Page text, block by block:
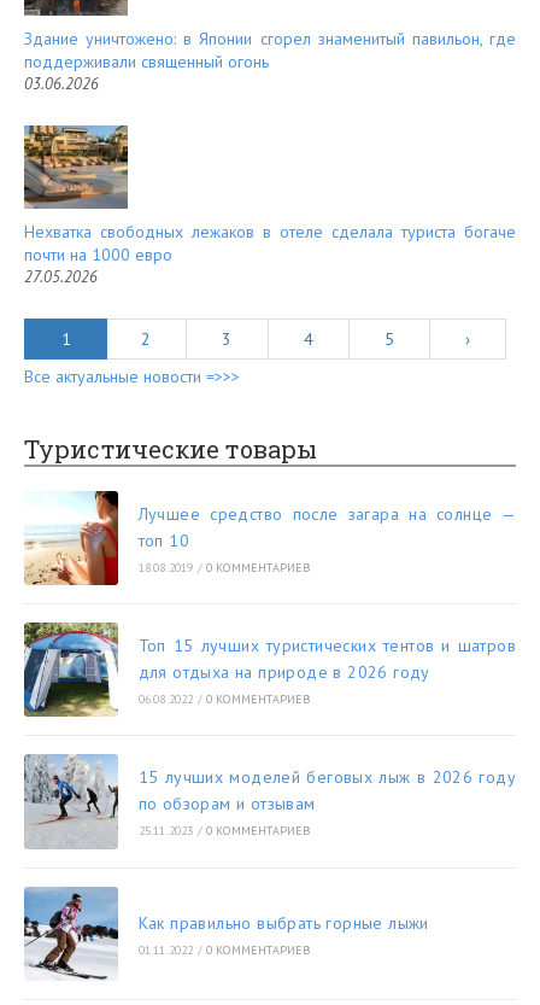
Здание уничтожено: в Японии сгорел знаменитый павильон, где
поддерживали священный огонь
03.06.2026
Нехватка свободных лежаков в отеле сделала туриста богаче
почти на 1000 евро
27.05.2026
1 2 3 4 5
›
Все актуальные новости =>>>
Туристические товары
Лучшее средство после загара на солнце —
топ 10
18.08.2019 / 0 КОММЕНТАРИЕВ
Топ 15 лучших туристических тентов и шатров
для отдыха на природе в 2026 году
06.08.2022 / 0 КОММЕНТАРИЕВ
15 лучших моделей беговых лыж в 2026 году
по обзорам и отзывам
25.11.2023 / 0 КОММЕНТАРИЕВ
Как правильно выбрать горные лыжи
01.11.2022 / 0 КОММЕНТАРИЕВ